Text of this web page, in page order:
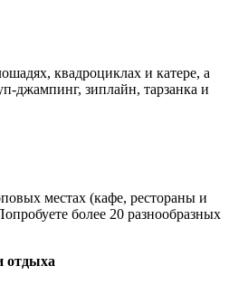
квадроциклах и катере, а
джампинг, зиплайн, тарзанка и
местах (кафе, рестораны и
более 20 разнообразных
отдыха